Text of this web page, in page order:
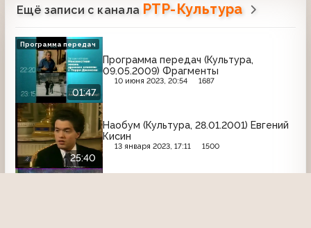
Ещё записи с канала РТР-Культура
01:47
Программа передач (Культура,
09.05.2009) Фрагменты
10 июня 2023, 20:54 1687
Программа передач
25:40
Наобум (Культура, 28.01.2001) Евгений
Кисин
13 января 2023, 17:11 1500